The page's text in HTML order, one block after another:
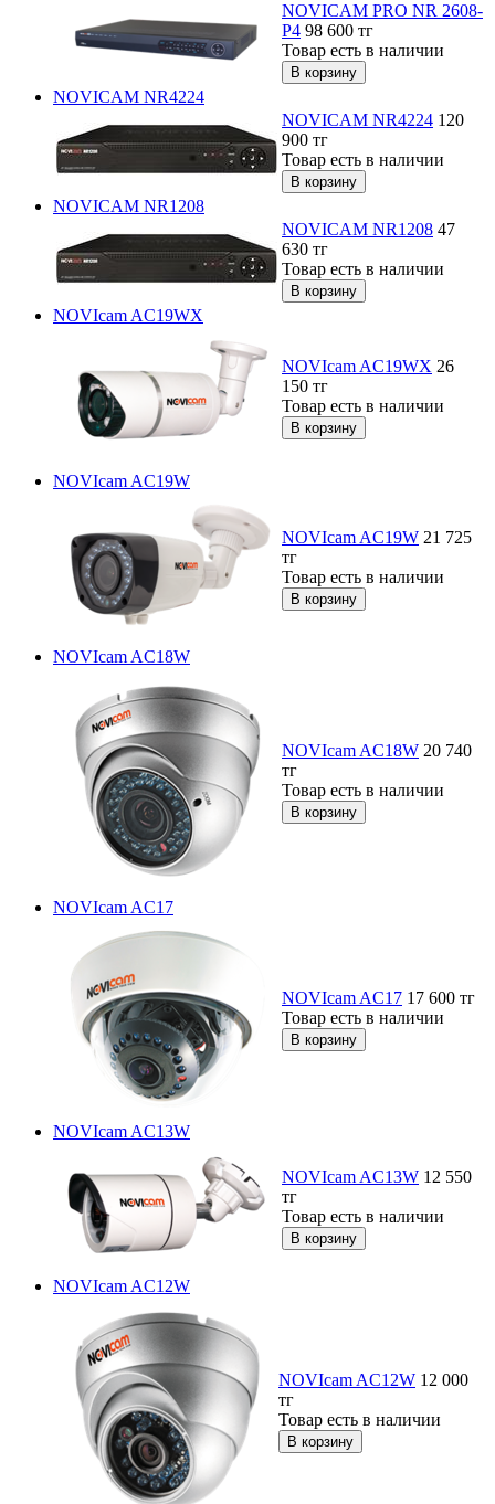
NOVICAM PRO NR 2608-
P4 98 600 тг
Товар есть в наличии
NOVICAM NR4224
NOVICAM NR4224 120
900 тг
Товар есть в наличии
NOVICAM NR1208
NOVICAM NR1208 47
630 тг
Товар есть в наличии
NOVIcam AC19WX
NOVIcam AC19WX 26
150 тг
Товар есть в наличии
NOVIcam AC19W
NOVIcam AC19W 21 725
тг
Товар есть в наличии
NOVIcam AC18W
NOVIcam AC18W 20 740
тг
Товар есть в наличии
NOVIcam AC17
NOVIcam AC17 17 600 тг
Товар есть в наличии
NOVIcam AC13W
NOVIcam AC13W 12 550
тг
Товар есть в наличии
NOVIcam AC12W
NOVIcam AC12W 12 000
тг
Товар есть в наличии